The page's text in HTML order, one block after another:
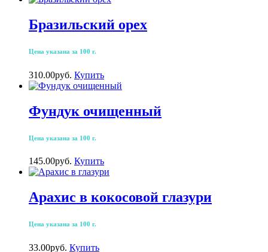
Бразильский орех
Цена указана за 100 г.
310.00руб. Купить
Фундук очищенный
Цена указана за 100 г.
145.00руб. Купить
Арахис в кокосовой глазури
Цена указана за 100 г.
33.00руб. Купить